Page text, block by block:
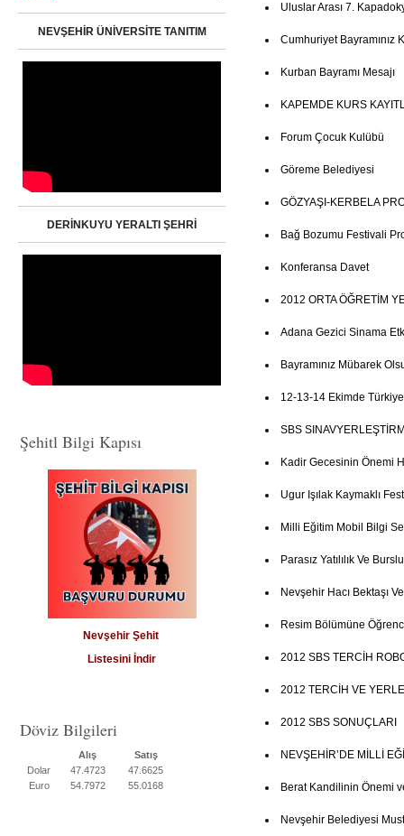
NEVŞEHİR ÜNİVERSİTE TANITIM
DERİNKUYU YERALTI ŞEHRİ
Şehitl Bilgi Kapısı
Nevşehir Şehit
Listesini İndir
Döviz Bilgileri
Alış
Satış
Dolar
47.4723
47.6625
Euro
54.7972 55.0168
Uluslar Arası 7.
Cumhuriyet Bayramınız
Kurban Bayramı Mesajı
KAPEMDE KURS
Forum Çocuk Kulübü
Göreme Belediyesi
GÖZYAŞI-KERBELA
Bağ Bozumu Festivali
Konferansa Davet
2012 ORTA ÖĞRETİM
Adana Gezici Sinama
Bayramınız Mübarek
12-13-14 Ekimde
SBS
Kadir Gecesinin Önemi
Ugur Işılak Kaymaklı
Milli Eğitim Mobil Bilgi
Parasız Yatılılık Ve
Nevşehir Hacı Bektaşı
Resim Bölümüne
2012 SBS TERCİH
2012 TERCİH VE
2012 SBS SONUÇLARI
NEVŞEHİR’DE MİLLİ
Berat Kandilinin Önemi
Nevşehir Belediyesi